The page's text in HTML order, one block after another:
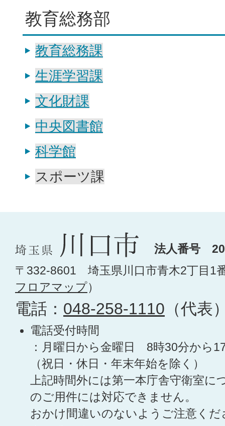
教育総務部
教育総務課
生涯学習課
文化財課
中央図書館
科学館
スポーツ課
法人番号
〒332-8601 埼玉県川口市青木2丁目1
フロアマップ）
電話： 048-258-1110 （代表
電話受付時間
：月曜日から金曜日 8時30分から
（祝日・休日・年末年始を除く）
上記時間外には第一本庁舎守衛室に
のご用件には対応できません。
おかけ間違いのないようご注意くだ